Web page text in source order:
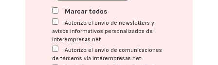
Marcar todos
Autorizo el envío de newsletters y
avisos informativos personalizados de
interempresas.net
Autorizo el envío de comunicaciones
de terceros vía interempresas.net